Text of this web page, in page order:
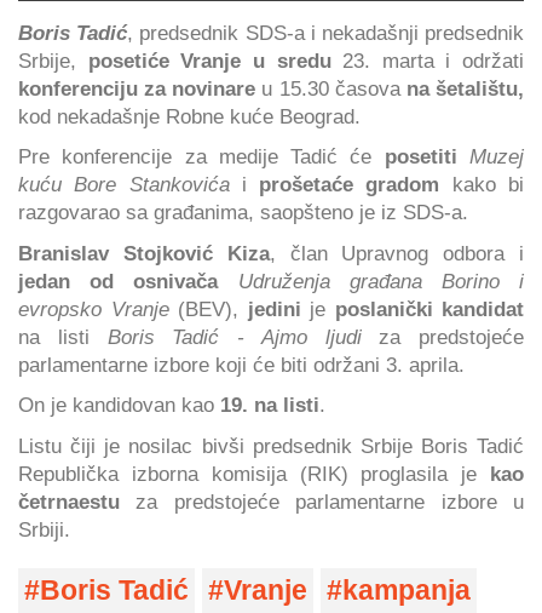
Boris Tadić, predsednik SDS-a i nekadašnji predsednik
Srbije, posetiće Vranje u sredu23. marta i održati
konferenciju za novinare u 15.30 časova na šetalištu,
kod nekadašnje Robne kuće Beograd.
Pre konferencije za medije Tadić će posetiti
Muzej
kuću Bore Stankovićai prošetaće gradom kako bi
razgovarao sa građanima, saopšteno je iz SDS-a.
Branislav Stojković Kiza, član Upravnog odbora i
jedan od osnivača
Udruženja građana Borino i
evropsko Vranje (BEV), jedini je poslanički kandidat
na listi Boris Tadić - Ajmo ljudiza predstojeće
parlamentarne izbore koji će biti održani 3. aprila.
On je kandidovan kao 19. na listi.
Listu čiji je nosilac bivši predsednik Srbije Boris Tadić
Republička izborna komisija (RIK) proglasila je kao
četrnaestu za predstojeće parlamentarne izbore u
Srbiji.
Boris Tadić Vranje
kampanja